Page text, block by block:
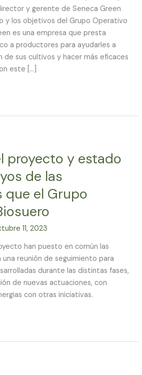
y gerente de Seneca Green
y los objetivos del Grupo Operativo
es una empresa que presta
a productores para ayudarles a
de sus cultivos y hacer más eficaces
este […]
proyecto y estado
de las
el Grupo
11, 2023
han puesto en común las
reunión de seguimiento para
durante las distintas fases,
de nuevas actuaciones, con
con otras iniciativas.